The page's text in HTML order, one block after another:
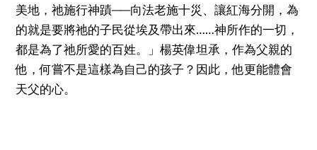
美地，祂施行神蹟──向法老施十災、讓紅海分開，為
的就是要將祂的子民從埃及帶出來……神所作的一切，
都是為了祂所愛的百姓。」楊英偉坦承，作為父親的
他，何嘗不是這樣為自己的孩子？因此，他更能體會
天父的心。